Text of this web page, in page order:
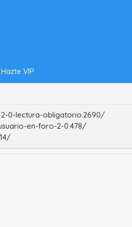
VIP
0-lectura-obligatorio.2690/
en-foro-2-0.478/